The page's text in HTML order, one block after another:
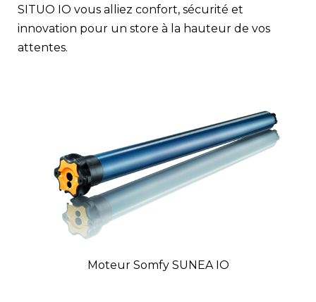
SITUO IO vous alliez confort, sécurité et
innovation pour un store à la hauteur de vos
attentes.
Moteur Somfy SUNEA IO